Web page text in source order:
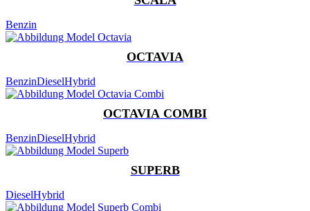
Benzin
OCTAVIA
BenzinDieselHybrid
OCTAVIA COMBI
BenzinDieselHybrid
SUPERB
DieselHybrid